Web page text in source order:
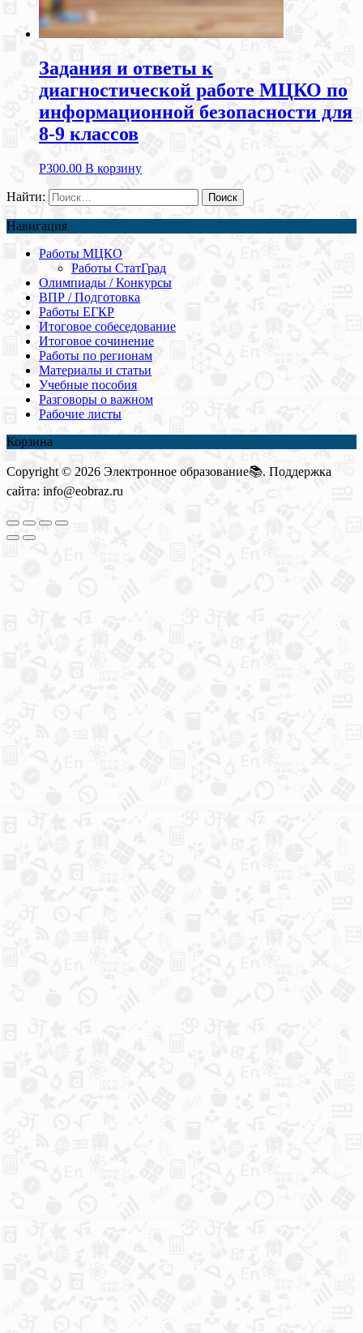
Задания и ответы к
диагностической работе МЦКО по
информационной безопасности для
8-9 классов
Р300.00 В корзину
Найти:
Навигация
Работы МЦКО
Работы СтатГрад
Олимпиады / Конкурсы
ВПР / Подготовка
Работы ЕГКР
Итоговое собеседование
Итоговое сочинение
Работы по регионам
Материалы и статьи
Учебные пособия
Разговоры о важном
Рабочие листы
Корзина
Copyright © 2026 Электронное образование📚. Поддержка
сайта: info@eobraz.ru